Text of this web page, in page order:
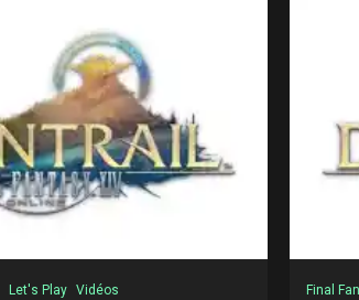
Let's Play Vidéos Final